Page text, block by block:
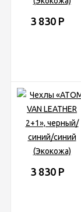
3 830 Р
3 830 Р